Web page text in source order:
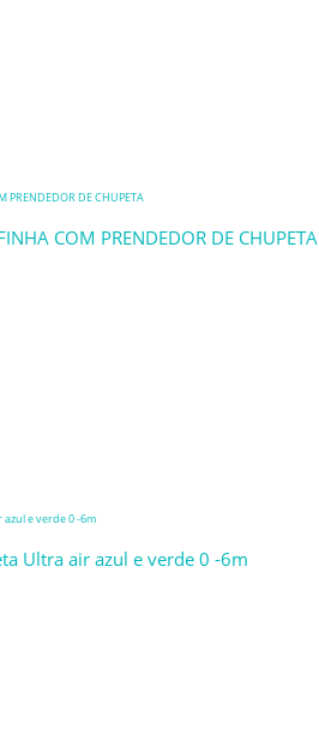
COM PRENDEDOR DE CHUPETA
Ultra air azul e verde 0 -6m